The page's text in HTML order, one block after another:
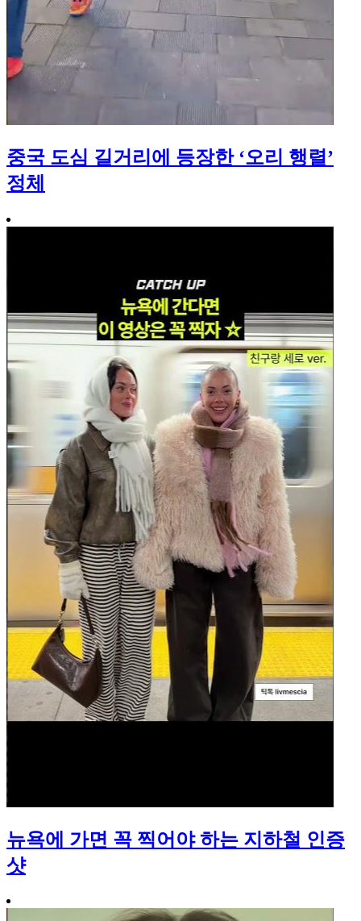
중국 도심 길거리에 등장한 ‘오리 행렬’
정체
뉴욕에 가면 꼭 찍어야 하는 지하철 인증
샷